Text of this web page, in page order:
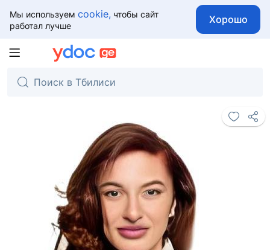
Мы используем cookie, чтобы сайт
работал лучше
Хорошо